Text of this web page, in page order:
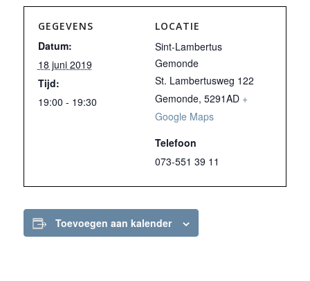
GEGEVENS
Datum:
18 juni 2019
Tijd:
19:00 - 19:30
LOCATIE
Sint-Lambertus
Gemonde
St. Lambertusweg 122
Gemonde, 5291AD +
Google Maps
Telefoon
073-551 39 11
Toevoegen aan kalender